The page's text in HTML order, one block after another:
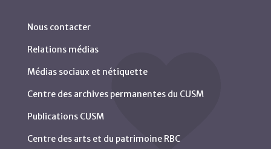
Nous contacter
Relations médias
Médias sociaux et nétiquette
Centre des archives permanentes du CUSM
Publications CUSM
Centre des arts et du patrimoine RBC